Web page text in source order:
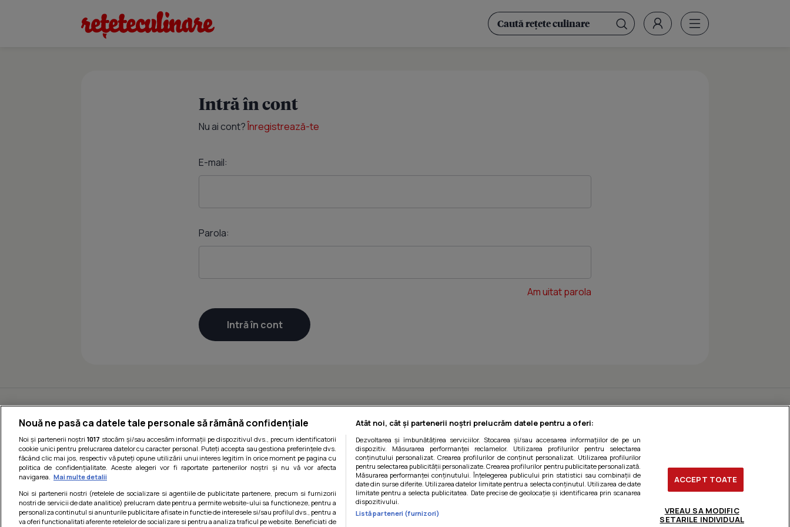
Intră în cont
Nu ai cont?Înregistrează-te
E-mail:
Parola:
Am uitat parola
Nouă ne pasă ca datele tale personale să rămână confidențiale
Noi și partenerii noștri1017 stocăm și/sau accesăm informații pe dispozitivul dvs., precum identificatorii
cookie unici pentru prelucrarea datelor cu caracter personal. Puteți accepta sau gestiona preferințele dvs.
făcând clic mai jos, respectiv vă puteți opune utilizării unui interes legitim în orice moment pe pagina cu
politica de confidențialitate. Aceste alegeri vor fi raportate partenerilor noștri și nu vă vor afecta
navigarea. Mai multe detalii
Noi si partenerii nostri (retelele de socializare si agentiile de publicitate partenere, precum si furnizorii
nostri de servicii de date analitice) prelucram date pentru a permite website-ului sa functioneze, pentru a
personaliza continutul si anunturile publicitare afisate in functie de interesele si/sau profilul dvs., pentru a
va oferi functionalitati aferente retelelor de socializare si pentru a analiza traficul pe website. Beneficiati de
Atât noi, cât și partenerii noștri prelucrăm datele pentru a oferi:
Dezvoltarea și îmbunătățirea serviciilor. Stocarea și/sau accesarea informațiilor de pe un
dispozitiv. Măsurarea performanței reclamelor. Utilizarea profilurilor pentru selectarea
conținutului personalizat. Crearea profilurilor de conținut personalizat. Utilizarea profilurilor
pentru selectarea publicității personalizate. Crearea profilurilor pentru publicitate personalizată.
Măsurarea performanței conținutului. Înțelegerea publicului prin statistici sau combinații de
date din surse diferite. Utilizarea datelor limitate pentru a selecta conținutul. Utilizarea de date
limitate pentru a selecta publicitatea. Date precise de geolocație și identificarea prin scanarea
dispozitivului.
Listă parteneri (furnizori)
ACCEPT TOATE
VREAU SA MODIFIC
SETARILE INDIVIDUAL